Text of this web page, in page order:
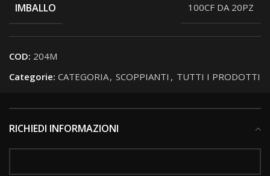
IMBALLO 100CF DA 20PZ
COD: 204M
Categorie: CATEGORIA, SCOPPIANTI , TUTTI I PRODOTTI
RICHIEDI INFORMAZIONI